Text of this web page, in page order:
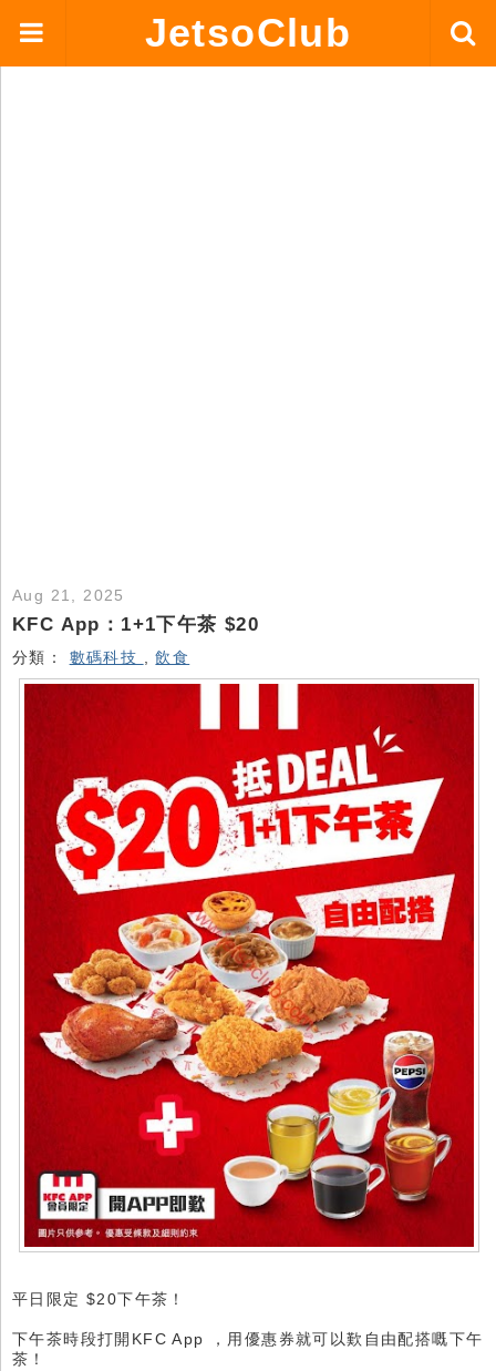
JetsoClub
Aug 21, 2025
KFC App：1+1下午茶 $20
分類： 數碼科技 ,飲食
平日限定 $20下午茶！
下午茶時段打開KFC App ，用優惠券就可以歎自由配搭嘅下午
茶！